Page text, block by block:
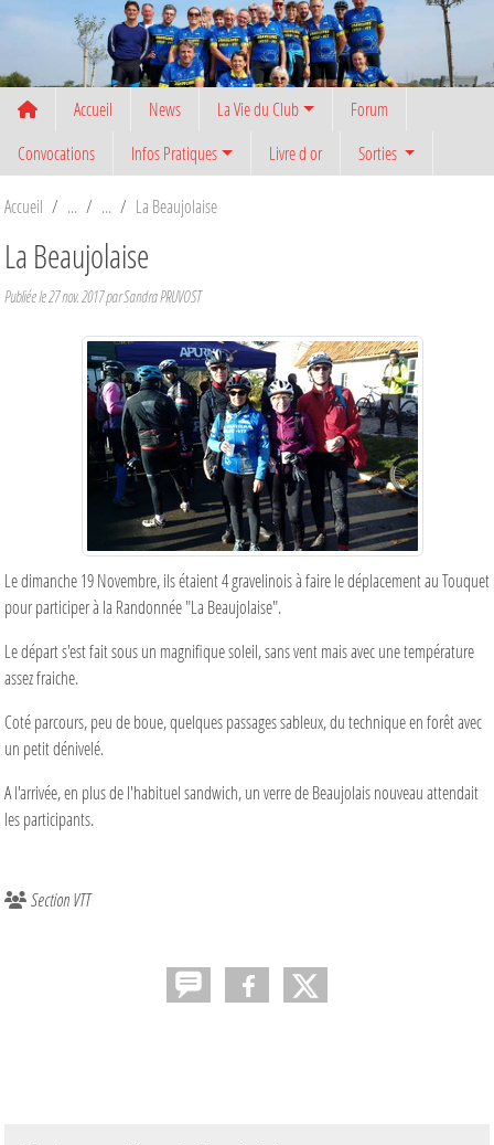
Accueil News La Vie du Club
Forum
Convocations
Infos Pratiques Livre d or Sorties
Accueil La Beaujolaise
La Beaujolaise
Publiée le27 nov. 2017parSandra PRUVOST
Le dimanche 19 Novembre, ils étaient 4 gravelinois à faire le déplacement au Touquet
pour participer à la Randonnée "La Beaujolaise".
Le départ s'est fait sous un magnifique soleil, sans vent mais avec une température
assez fraiche.
Coté parcours, peu de boue, quelques passages sableux, du technique en forêt avec
un petit dénivelé.
A l'arrivée, en plus de l'habituel sandwich, un verre de Beaujolais nouveau attendait
les participants.
Section VTT
Panneau de gestion des cookies